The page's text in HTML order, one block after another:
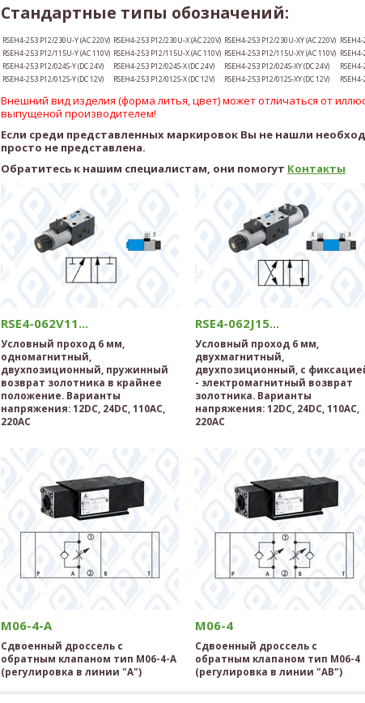
Стандартные типы обозначений:
RSEH4-253 P12/230U-Y (AC 220V)
RSEH4-253 P12/115U-Y (AC 110V)
RSEH4-253 P12/024S-Y (DC 24V)
RSEH4-253 P12/012S-Y (DC 12V)
RSEH4-253 P12/230U-X (AC 220V)
RSEH4-253 P12/115U-X (AC 110V)
RSEH4-253 P12/024S-X (DC 24V)
RSEH4-253 P12/012S-X (DC 12V)
RSEH4-253 P12/230U-XY (AC 220V)
RSEH4-253 P12/115U-XY (AC 110V)
RSEH4-253 P12/024S-XY (DC 24V)
RSEH4-253 P12/012S-XY (DC 12V)
Внешний вид изделия (форма литья, цвет) может отличаться от
выпущеной производителем!
Если среди представленных маркировок Вы не нашли
просто не представлена.
Обратитесь к нашим специалистам, они помогут Контакты
RSE4-062V11...
Условный проход 6 мм,
одномагнитный,
двухпозиционный, пружинный
возврат золотника в крайнее
положение. Варианты
напряжения: 12DC, 24DC, 110AC,
220AC
RSE4-062J15...
Условный проход 6 мм,
двухмагнитный,
двухпозиционный, с
- электромагнитный возврат
золотника. Варианты
напряжения: 12DC, 24DC, 110AC,
220AC
M06-4-A
Сдвоенный дроссель с
обратным клапаном тип M06-4-A
(регулировка в линии "A")
M06-4
Сдвоенный дроссель с
обратным клапаном тип M06-4
(регулировка в линии "AB")